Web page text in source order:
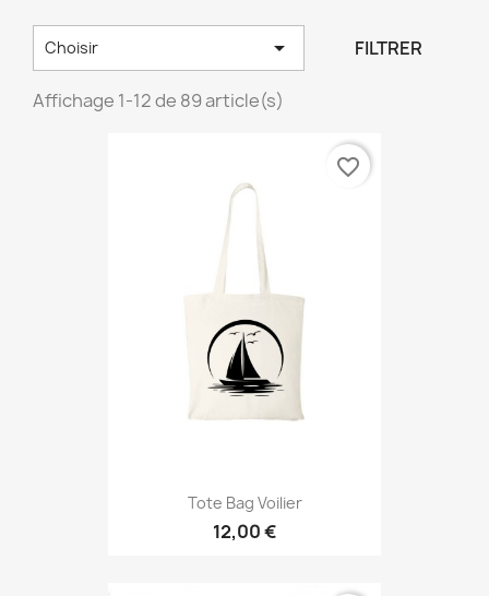
Choisir  FILTRER
Affichage 1-12 de 89 article(s)
Tote Bag Voilier
12,00 €
favorite_border